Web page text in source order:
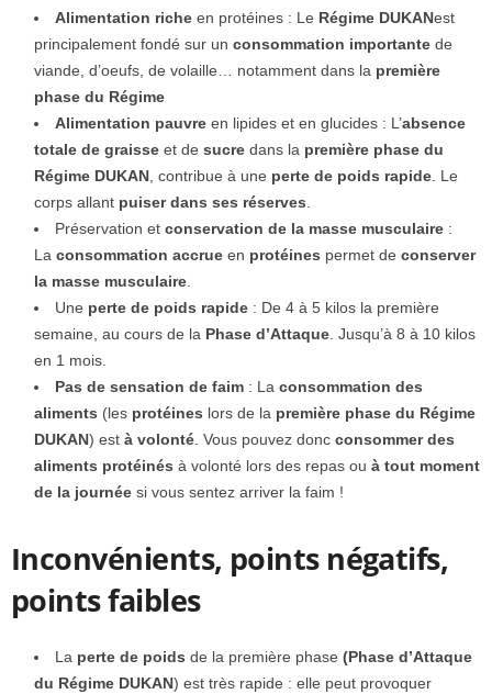
Alimentation riche en protéines : Le Régime DUKANest
principalement fondé sur un consommation importante de
viande, d’oeufs, de volaille… notamment dans la première
phase du Régime
Alimentation pauvre en lipides et en glucides : L’absence
totale de graisse et de sucre dans la première phase du
Régime DUKAN, contribue à une perte de poids rapide. Le
corps allant puiser dans ses réserves.
Préservation et conservation de la masse musculaire :
La consommation accrue en protéines permet de conserver
la masse musculaire.
Une perte de poids rapide : De 4 à 5 kilos la première
semaine, au cours de la Phase d’Attaque. Jusqu’à 8 à 10 kilos
en 1 mois.
Pas de sensation de faim : La consommation des
aliments (les protéines lors de la première phase du Régime
DUKAN) est à volonté. Vous pouvez donc consommer des
aliments protéinés à volonté lors des repas ou à tout moment
de la journée si vous sentez arriver la faim !
Inconvénients, points négatifs,
points faibles
La perte de poids de la première phase (Phase d’Attaque
du Régime DUKAN) est très rapide : elle peut provoquer